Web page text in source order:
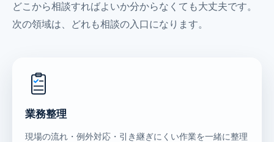
どこから相談すればよいか分からなくても大丈夫です。
次の領域は、どれも相談の入口になります。
業務整理
現場の流れ・例外対応・引き継ぎにくい作業を一緒に整理